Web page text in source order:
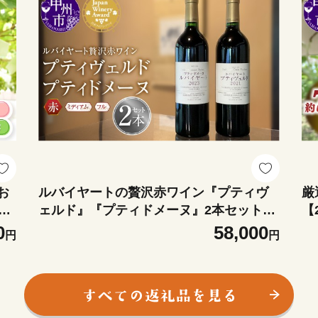
円
ルバイヤートの贅沢赤ワイン『プティヴ
ェルド』『プティドメーヌ』2本セット
（MF）E8-790【ワイン 丸藤葡萄酒 日本
ワイナリーアワード受賞 赤ワイン 甲州市
58,000円
厳